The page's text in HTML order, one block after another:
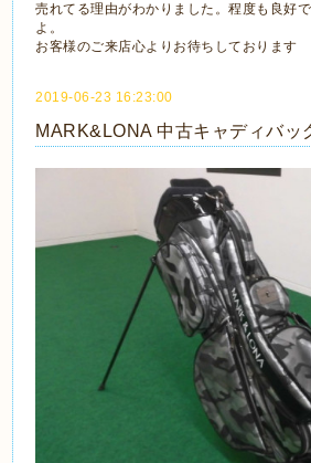
売れてる理由がわかりました。程度も良好
よ。
お客様のご来店心よりお待ちしております
2019-06-23 16:23:00
MARK&LONA 中古キャディバッ